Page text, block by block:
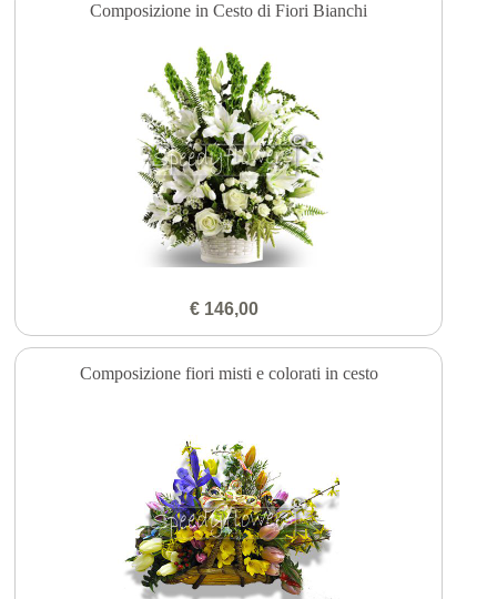
Composizione in Cesto di Fiori Bianchi
€ 146,00
Composizione fiori misti e colorati in cesto